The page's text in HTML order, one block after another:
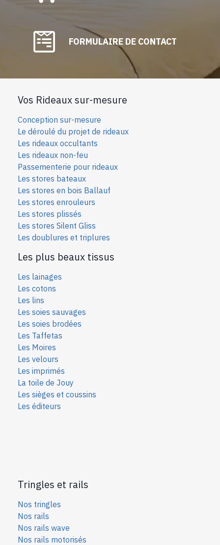
FORMULAIRE DE CONTACT
Vos Rideaux sur-mesure
Conception sur-mesure
Le déroulé du projet de rideaux
Les rideaux occultants
Les rideaux non-feu
Passementerie pour rideaux
Les stores bateaux
Les stores en bois Ballauf
Les stores enrouleurs
Les stores plissés
Les stores Silent Gliss
Les doublures et triplures
Les plus beaux tissus
Les lainages
Les cotons
Les lins
Les soies sauvages
Les soies brodées
Les Taffetas
Les Moires
Les velours
Les imprimés
La toile de Jouy
Les sièges et coussins
Les éditeurs
Tringles et rails
Nos tringles
Nos rails
Nos rails wave
Nos rails motorisés